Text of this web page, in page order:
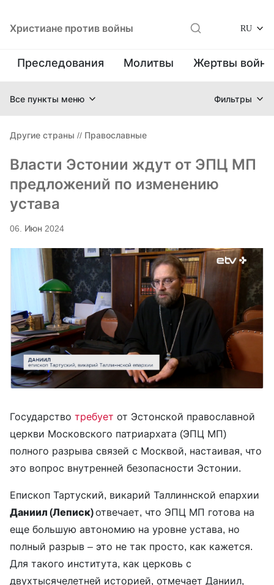
Христиане против войны RU
Преследования Молитвы Жертвы
Все пункты меню Фильтры
Другие страны // Православные
Власти Эстонии ждут от ЭПЦ МП
предложений по изменению
устава
06. Июн 2024
Государство требует от Эстонской православной
церкви Московского патриархата (ЭПЦ МП)
полного разрыва связей с Москвой, настаивая, что
это вопрос внутренней безопасности Эстонии.
Епископ Тартуский, викарий Таллиннской епархии
Даниил (Леписк)отвечает, что ЭПЦ МП готова на
еще большую автономию на уровне устава, но
полный разрыв – это не так просто, как кажется.
Для такого института, как церковь с
двухтысячелетней историей, отмечает Даниил,